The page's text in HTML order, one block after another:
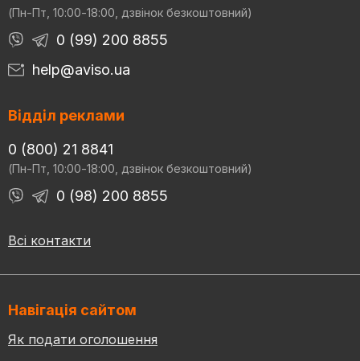
(Пн-Пт, 10:00-18:00, дзвінок безкоштовний)
0 (99) 200 8855
help@aviso.ua
Відділ реклами
0 (800) 21 8841
(Пн-Пт, 10:00-18:00, дзвінок безкоштовний)
0 (98) 200 8855
Всі контакти
Навігація сайтом
Як подати оголошення